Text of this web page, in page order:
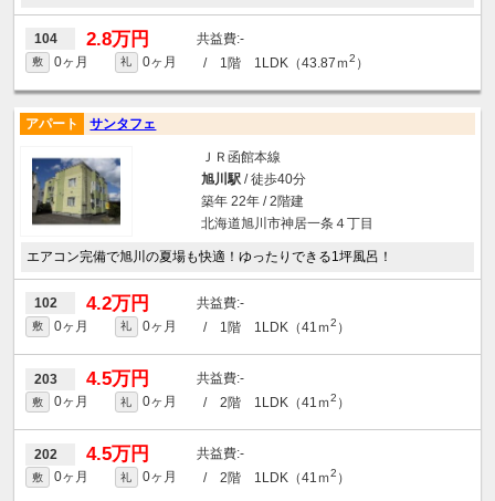
104 2.8万円 -
敷 0ヶ月 礼 0ヶ月 / 1階 1LDK（43.87ｍ2 ）
アパート サンタフェ
ＪＲ函館本線
旭川駅/ 徒歩40分
築年 22年 / 2階建
北海道旭川市神居一条４丁目
エアコン完備で旭川の夏場も快適！ゆったりできる1坪風呂！
102 4.2万円 -
敷 0ヶ月 礼 0ヶ月 / 1階 1LDK（41ｍ2 ）
203 4.5万円 -
敷 0ヶ月 礼 0ヶ月 / 2階 1LDK（41ｍ2 ）
202 4.5万円 -
敷 0ヶ月 礼 0ヶ月 / 2階 1LDK（41ｍ2 ）